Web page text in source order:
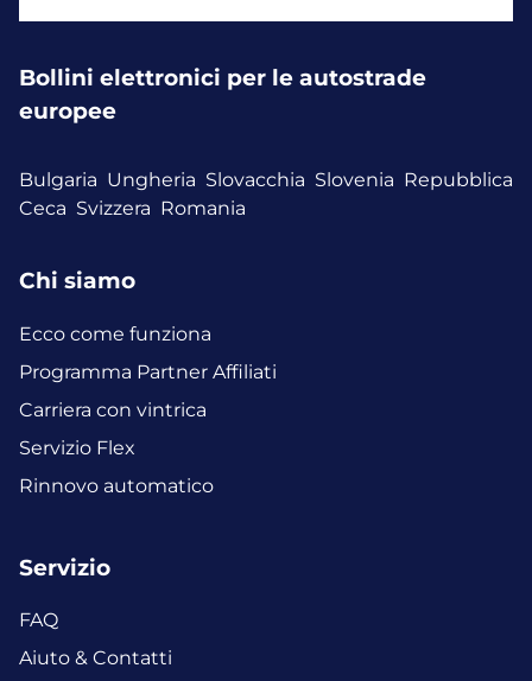
Bollini elettronici per le autostrade
europee
Bulgaria Ungheria Slovacchia Slovenia Repubblica
Ceca Svizzera Romania
Chi siamo
Ecco come funziona
Programma Partner Affiliati
Carriera con vintrica
Servizio Flex
Rinnovo automatico
Servizio
FAQ
Aiuto & Contatti